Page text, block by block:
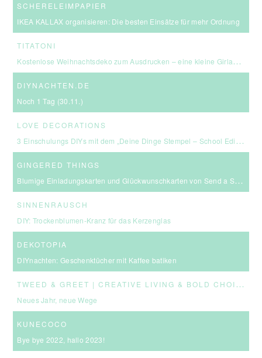
SCHERELEIMPAPIER
IKEA KALLAX organisieren: Die besten Einsätze für mehr Ordnung
TITATONI
Kostenlose Weihnachtsdeko zum Ausdrucken – eine kleine Girlande für euer Zuhause ☆
DIYNACHTEN.DE
Noch 1 Tag (30.11.)
LOVE DECORATIONS
3 Einschulungs DIYs mit dem „Deine Dinge Stempel – School Edition“ #BackToSchool + Gewinnspiel
GINGERED THINGS
Blumige Einladungskarten und Glückwunschkarten von Send a Smile
SINNENRAUSCH
DIY: Trockenblumen-Kranz für das Kerzenglas
DEKOTOPIA
DIYnachten: Geschenktücher mit Kaffee batiken
T
WEED & GREET | CREATIVE LIVING & BOLD CHOICES
Neues Jahr, neue Wege
KUNECOCO
Bye bye 2022, hallo 2023!